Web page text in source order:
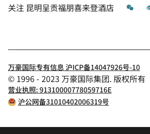
关注 昆明呈贡福朋喜来登酒店 微信
万豪国际专有信息 沪ICP备14047926号-10
© 1996 - 2023 万豪国际集团. 版权所有
营业执照: 91310000778059716E
沪公网备31010402006319号